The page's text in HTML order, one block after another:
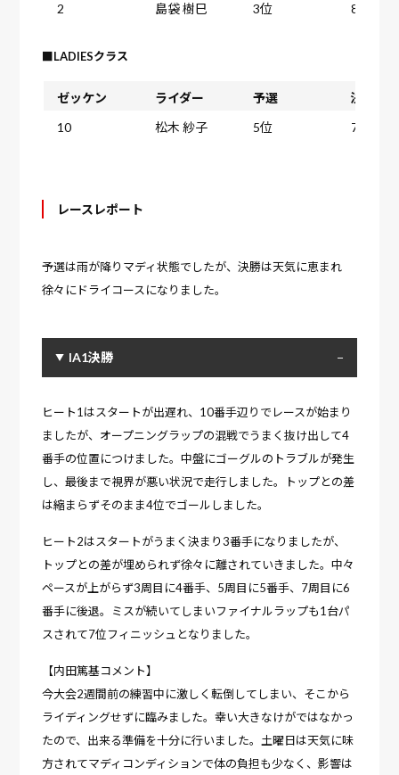
2
島袋 樹巳 3位 8位
■LADIESクラス
ゼッケン ライダー 予選
決勝
10
松木 紗子 5位 7位
レースレポート
予選は雨が降りマディ状態でしたが、決勝は天気に恵まれ
徐々にドライコースになりました。
IA1決勝
ヒート1はスタートが出遅れ、10番手辺りでレースが始まり
ましたが、オープニングラップの混戦でうまく抜け出して4
番手の位置につけました。中盤にゴーグルのトラブルが発生
し、最後まで視界が悪い状況で走行しました。トップとの差
は縮まらずそのまま4位でゴールしました。
ヒート2はスタートがうまく決まり3番手になりましたが、
トップとの差が埋められず徐々に離されていきました。中々
ペースが上がらず3周目に4番手、5周目に5番手、7周目に6
番手に後退。ミスが続いてしまいファイナルラップも1台パ
スされて7位フィニッシュとなりました。
【内田篤基コメント】
今大会2週間前の練習中に激しく転倒してしまい、そこから
ライディングせずに臨みました。幸い大きなけがではなかっ
たので、出来る準備を十分に行いました。土曜日は天気に味
方されてマディコンディションで体の負担も少なく、影響は